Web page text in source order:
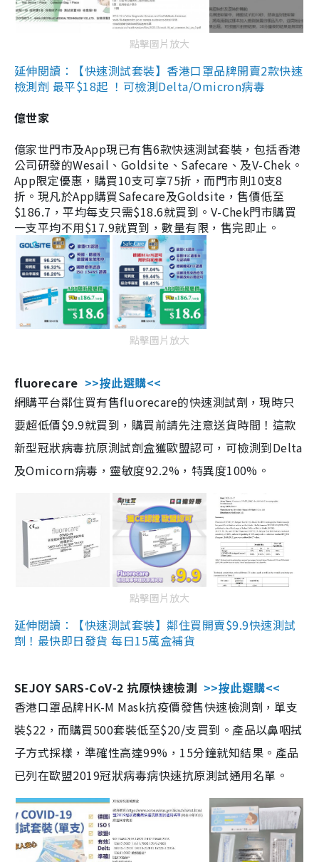
點擊圖片放大
延伸閱讀：【快速測試套裝】香港口罩品牌開賣2款快速
檢測劑 最平$18起 ！可檢測Delta/Omicron病毒
億世家
億家世門市及App現已有售6款快速測試套裝，包括香港
公司研發的Wesail、Goldsite、Safecare、及V-Chek。
App限定優惠，購買10支可享75折，而門市則10支8
折。現凡於App購買Safecare及Goldsite，售價低至
$186.7，平均每支只需$18.6就買到。V-Chek門市購買
一支平均不用$17.9就買到，數量有限，售完即止。
點擊圖片放大
fluorecare >>按此選購<<
網購平台鄰住買有售fluorecare的快速測試劑，現時只
要超低價$9.9就買到，購買前請先注意送貨時間！這款
新型冠狀病毒抗原測試劑盒獲歐盟認可，可檢測到Delta
及Omicorn病毒，靈敏度92.2%，特異度100%。
點擊圖片放大
延伸閱讀：【快速測試套裝】鄰住買開賣$9.9快速測試
劑！最快即日發貨 每日15萬盒補貨
SEJOY SARS-CoV-2 抗原快速檢測 >>按此選購<<
香港口罩品牌HK-M Mask抗疫價發售快速檢測劑，單支
裝$22，而購買500套裝低至$20/支買到。產品以鼻咽拭
子方式採樣，準確性高達99%，15分鐘就知結果。產品
已列在歐盟2019冠狀病毒病快速抗原測試通用名單。